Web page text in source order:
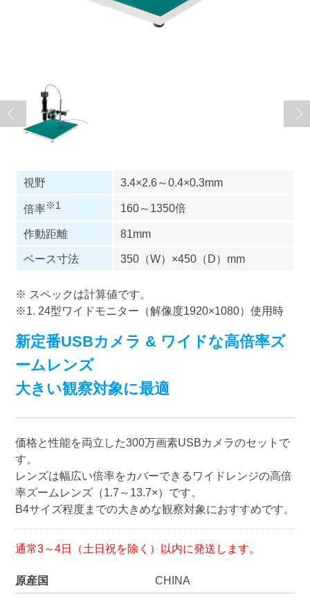
視野 3.4×2.6～0.4×0.3mm
倍率※1 160～1350倍
作動距離
81mm
ベース寸法
350（W）×450（D）mm
※ スペックは計算値です。
※1. 24型ワイドモニター（解像度1920×1080）使用時
新定番USBカメラ & ワイドな高倍率ズ
ームレンズ
大きい観察対象に最適
価格と性能を両立した300万画素USBカメラのセットで
す。
レンズは幅広い倍率をカバーできるワイドレンジの高倍
率ズームレンズ（1.7～13.7×）です。
B4サイズ程度までの大きめな観察対象におすすめです。
通常3～4日（土日祝を除く）以内に発送します。
原産国 CHINA